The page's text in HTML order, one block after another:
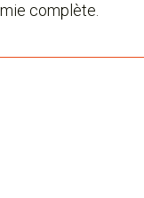
complète.